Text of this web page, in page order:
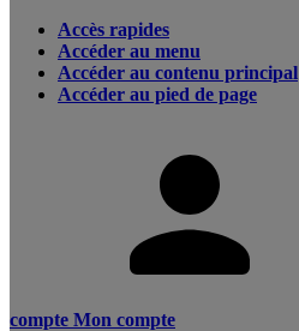
Accès rapides
Accéder au menu
Accéder au contenu principal
Accéder au pied de page
compte Mon compte